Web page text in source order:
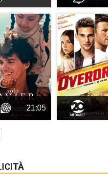
21:05